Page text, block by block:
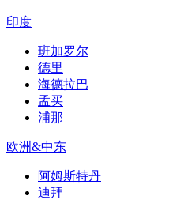
印度
班加罗尔
德里
海德拉巴
孟买
浦那
欧洲&中东
阿姆斯特丹
迪拜